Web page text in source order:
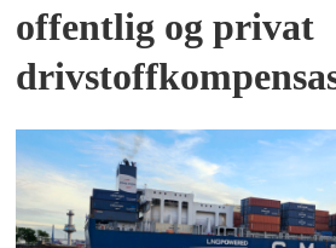
offentlig og privat